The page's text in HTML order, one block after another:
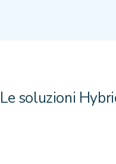
Le soluzioni